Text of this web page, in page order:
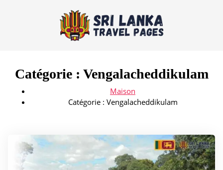
Catégorie : Vengalacheddikulam
Maison
Catégorie : Vengalacheddikulam